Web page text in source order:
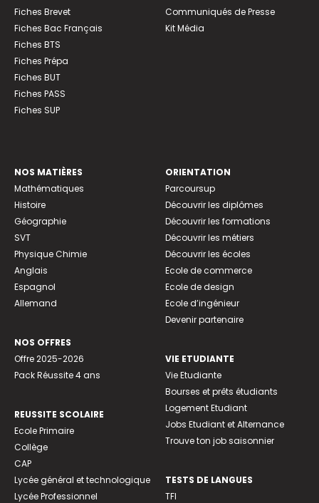
Fiches Brevet
Fiches Bac Français
Fiches BTS
Fiches Prépa
Fiches BUT
Fiches PASS
Fiches SUP
Communiqués de Presse
Kit Média
NOS MATIÈRES
Mathématiques
Histoire
Géographie
SVT
Physique Chimie
Anglais
Espagnol
Allemand
NOS OFFRES
Offre 2025-2026
Pack Réussite 4 ans
REUSSITE SCOLAIRE
Ecole Primaire
Collège
CAP
Lycée général et technologique
Lycée Professionnel
ORIENTATION
Parcoursup
Découvrir les diplômes
Découvrir les formations
Découvrir les métiers
Découvrir les écoles
Ecole de commerce
Ecole de design
Ecole d’ingénieur
Devenir partenaire
VIE ETUDIANTE
Vie Etudiante
Bourses et prêts étudiants
Logement Etudiant
Jobs Etudiant et Alternance
Trouve ton job saisonnier
TESTS DE LANGUES
TFI